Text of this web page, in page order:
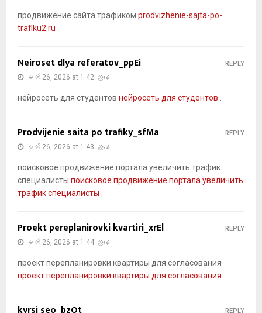
продвижение сайта трафиком prodvizhenie-sajta-po-
trafiku2.ru
Neiroset dlya referatov_ppEi
မတ် 26, 2026 at 1:42 ညနေ
нейросеть для студентов нейросеть для студентов
REPLY
Prodvijenie saita po trafiky_sfMa
မတ် 26, 2026 at 1:43 ညနေ
поисковое продвижение портала увеличить трафик
специалисты поисковое продвижение портала увеличить
трафик специалисты
REPLY
Proekt pereplanirovki kvartiri_xrEl
မတ် 26, 2026 at 1:44 ညနေ
проект перепланировки квартиры для согласования
проект перепланировки квартиры для согласования
REPLY
REPLY